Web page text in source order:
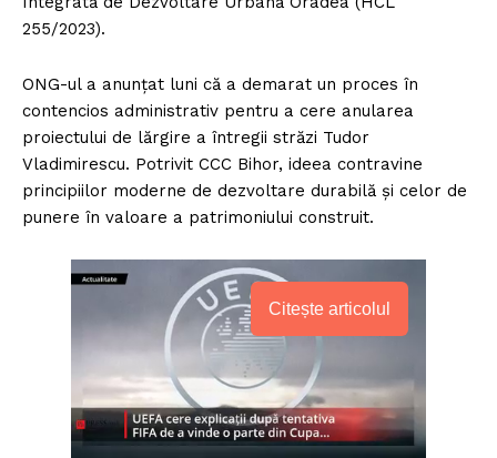
255/2023).
ONG-ul a anunțat luni că a demarat un proces în
contencios administrativ pentru a cere anularea
proiectului de lărgire a întregii străzi Tudor
Vladimirescu. Potrivit CCC Bihor, ideea contravine
principiilor moderne de dezvoltare durabilă și celor de
punere în valoare a patrimoniului construit.
Citește articolul